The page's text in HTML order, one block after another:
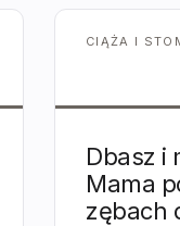
CIĄŻA I
Dbasz i
Mama
zębach